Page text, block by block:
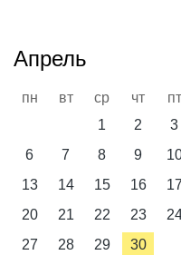
Апрель
пн вт ср чт пт
1
2 3
6
7 8 9
13
14 15 16 17
20
21 22 23
27
28 29 30